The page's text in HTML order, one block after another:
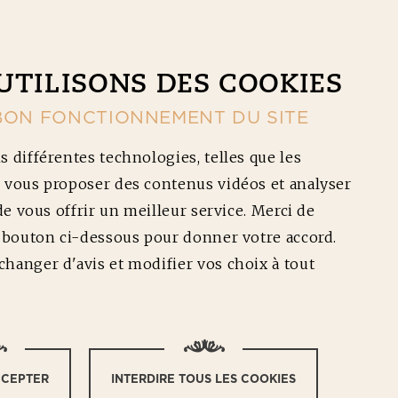
DES COOKIES
FONCTIONNEMENT DU SITE
différentes technologies, telles que les
proposer des contenus vidéos et analyser
vous offrir un meilleur service. Merci de
ci-dessous pour donner votre accord.
d'avis et modifier vos choix à tout
INTERDIRE TOUS LES COOKIES